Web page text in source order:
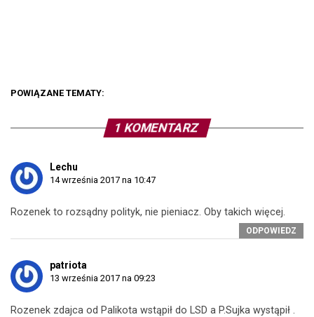
POWIĄZANE TEMATY:
1 KOMENTARZ
Lechu
14 września 2017 na 10:47
Rozenek to rozsądny polityk, nie pieniacz. Oby takich więcej.
ODPOWIEDZ
patriota
13 września 2017 na 09:23
Rozenek zdajca od Palikota wstąpił do LSD a P.Sujka wystąpił .